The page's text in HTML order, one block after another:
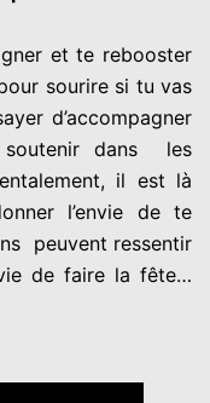
et te rebooster
sourire si tu vas
d’accompagner
dans
les
il est là
l’envie de te
peuvent ressentir
de faire la fête…